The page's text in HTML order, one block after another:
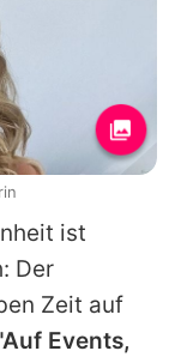
ist
Der
Zeit auf
Events,